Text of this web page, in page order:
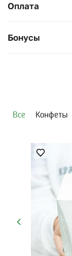
Оплата
Бонусы
Все Конфеты